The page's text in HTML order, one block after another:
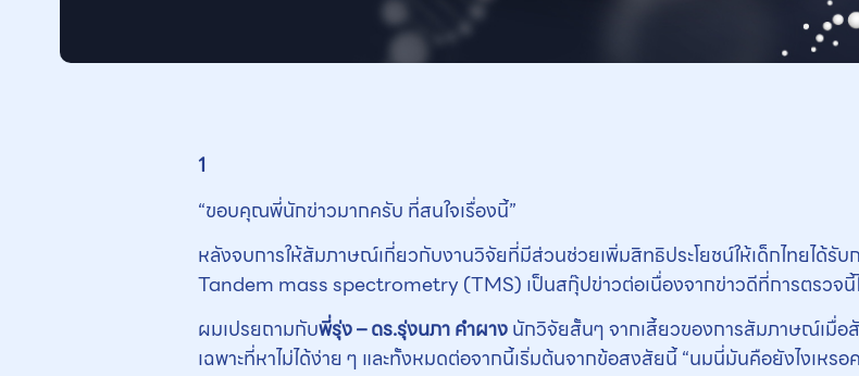
1
“ขอบคุณพี่นักข่าวมากครับ ที่สนใจเรื่องนี้”
หลังจบการให้สัมภาษณ์เกี่ยวกับงานวิจัยที่มีส่วนช่วยเพิ่มสิทธิประโยชน์ให้เด็กไทยได้รั
Tandem mass spectrometry (TMS) เป็นสกุ๊ปข่าวต่อเนื่องจากข่าวดีที่การตรวจนี้
ผมเปรยถามกับพี่รุ่ง – ดร.รุ่งนภา คำผางนักวิจัยสั้นๆ จากเสี้ยวของการสัมภาษณ์เมื่อ
เฉพาะที่หาไม่ได้ง่าย ๆ และทั้งหมดต่อจากนี้เริ่มต้นจากข้อสงสัยนี้ “นมนี่มันคือยังไงเหร